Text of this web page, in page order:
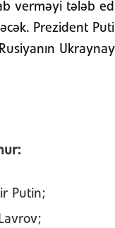
verməyi tələb
Prezident
Putin;